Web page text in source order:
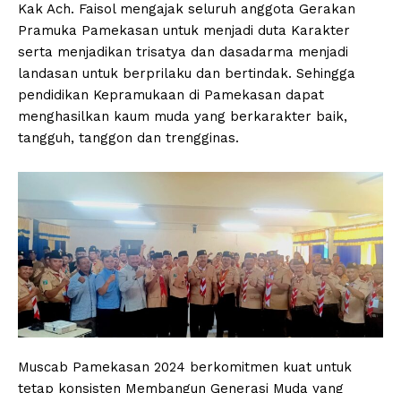
Kak Ach. Faisol mengajak seluruh anggota Gerakan
Pramuka Pamekasan untuk menjadi duta Karakter
serta menjadikan trisatya dan dasadarma menjadi
landasan untuk berprilaku dan bertindak. Sehingga
pendidikan Kepramukaan di Pamekasan dapat
menghasilkan kaum muda yang berkarakter baik,
tangguh, tanggon dan trengginas.
Muscab Pamekasan 2024 berkomitmen kuat untuk
tetap konsisten Membangun Generasi Muda yang